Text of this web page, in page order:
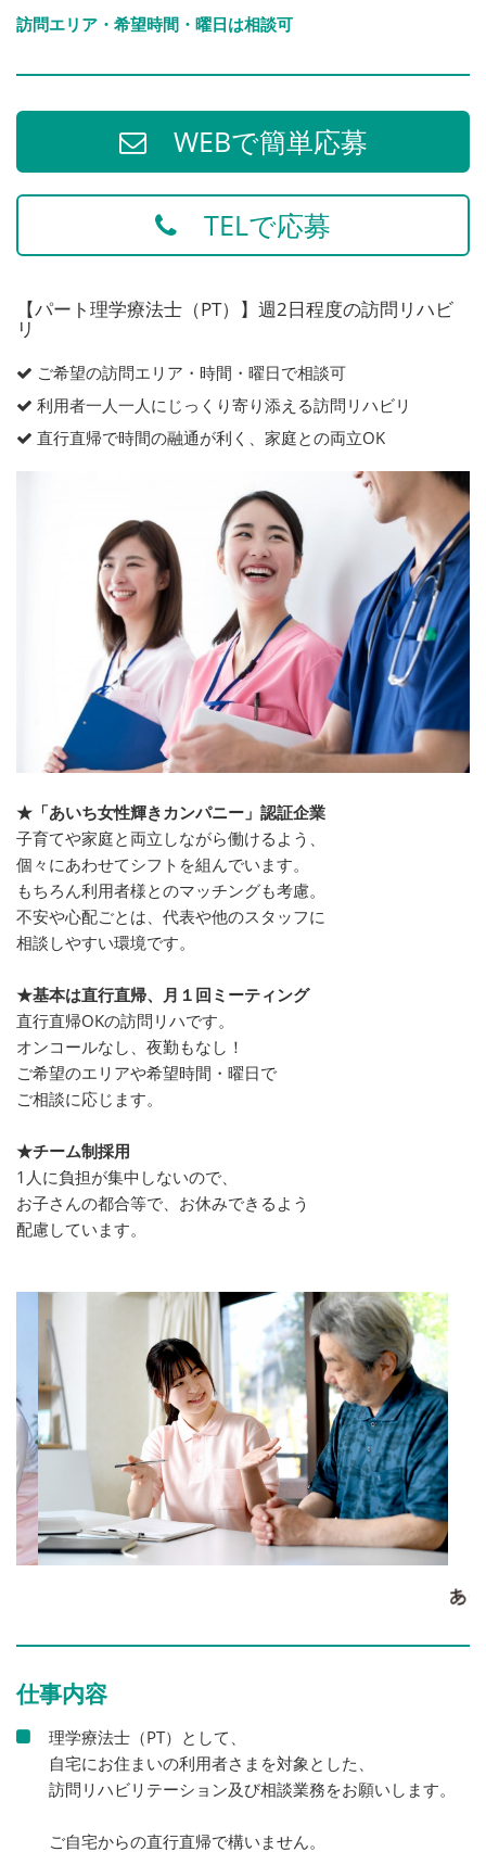
訪問エリア・希望時間・曜日は相談可
WEBで簡単応募
TELで応募
【パート理学療法士（PT）】週2日程度の訪問リハビ
リ
ご希望の訪問エリア・時間・曜日で相談可
利用者一人一人にじっくり寄り添える訪問リハビリ
直行直帰で時間の融通が利く、家庭との両立OK
★「あいち女性輝きカンパニー」認証企業
子育てや家庭と両立しながら働けるよう、
個々にあわせてシフトを組んでいます。
もちろん利用者様とのマッチングも考慮。
不安や心配ごとは、代表や他のスタッフに
相談しやすい環境です。
★基本は直行直帰、月１回ミーティング
直行直帰OKの訪問リハです。
オンコールなし、夜勤もなし！
ご希望のエリアや希望時間・曜日で
ご相談に応じます。
★チーム制採用
1人に負担が集中しないので、
お子さんの都合等で、お休みできるよう
配慮しています。
仕事内容
理学療法士（PT）として、
自宅にお住まいの利用者さまを対象とした、
訪問リハビリテーション及び相談業務をお願いします。
ご自宅からの直行直帰で構いません。